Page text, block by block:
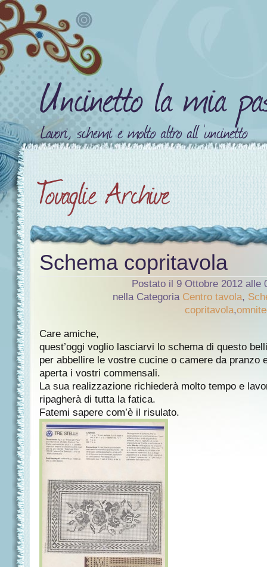
Schema copritavola
Postato il 9 Ottobre 2012 alle
nella Categoria Centro tavola,
copritavola,
Care amiche,
quest’oggi voglio lasciarvi lo schema di questo
per abbellire le vostre cucine o camere da pranzo
aperta i vostri commensali.
La sua realizzazione richiederà molto tempo e
ripagherà di tutta la fatica.
Fatemi sapere com’è il risulato.